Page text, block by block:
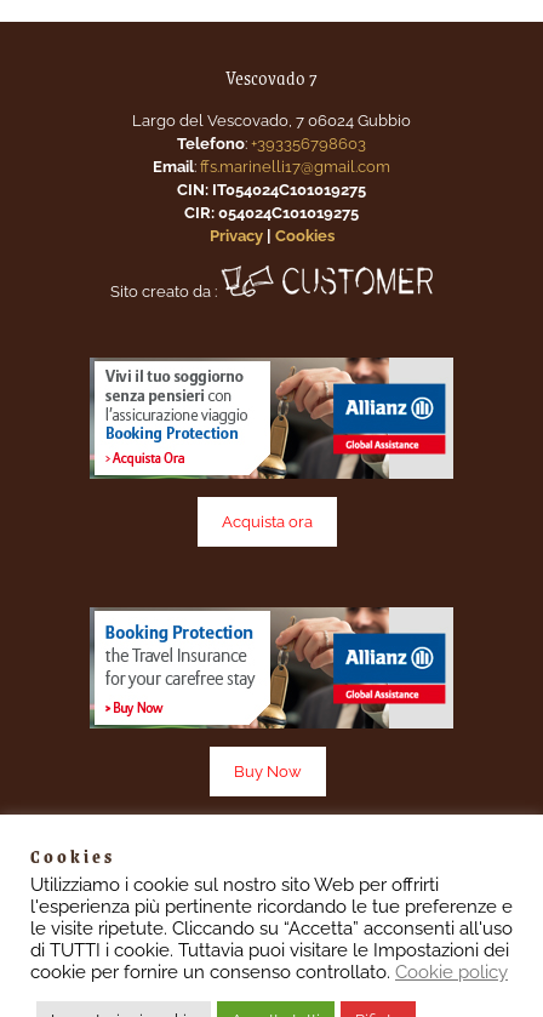
Vescovado 7
Largo del Vescovado, 7 06024 Gubbio
Telefono: +393356798603
Email: ffs.marinelli17@gmail.com
CIN: IT054024C101019275
CIR: 054024C101019275
Privacy| Cookies
Sito creato da :
Acquista ora
Buy Now
Vescovado 7 è un sito aggiornato in base ai sensi del
Regolamento UE 2016/679 denominato “Regolamento
Europeo in materia di protezione dei dati personali”(GDPR)
informiamo gli utenti che i dati personali immessi nel sito sono
trattati con le modalità e le finalità descritte nella pagina
Cookies
Utilizziamo i cookie sul nostro sito Web per offrirti
l'esperienza più pertinente ricordando le tue preferenze e
le visite ripetute. Cliccando su “Accetta” acconsenti all'uso
di TUTTI i cookie. Tuttavia puoi visitare le Impostazioni dei
cookie per fornire un consenso controllato. Cookie policy